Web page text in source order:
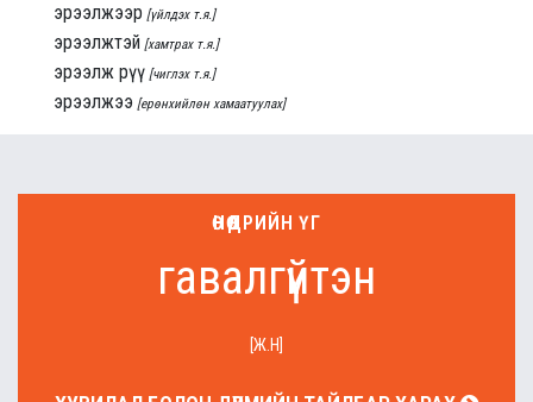
эрээлжээр [үйлдэх т.я.]
эрээлжтэй [хамтрах т.я.]
эрээлж рүү [чиглэх т.я.]
эрээлжээ [ерөнхийлөн хамаатуулах]
ӨНӨӨДРИЙН ҮГ
гавалгүйтэн
[Ж.Н]